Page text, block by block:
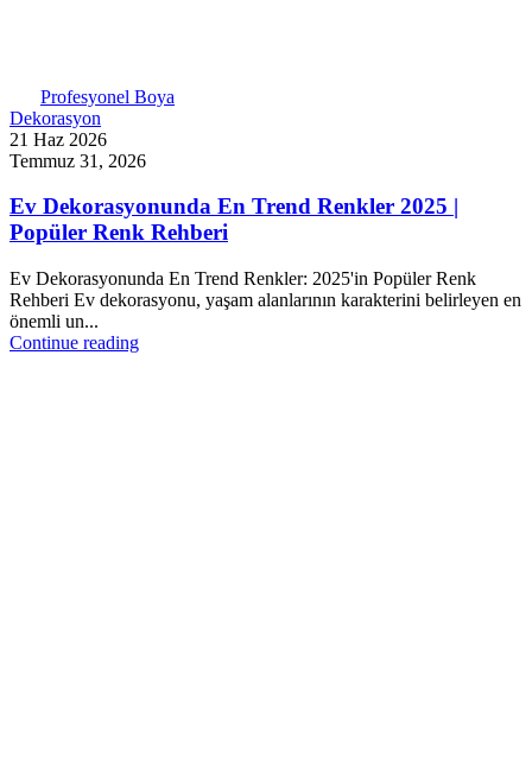
Profesyonel Boya
Dekorasyon
21 Haz 2026
Temmuz 31, 2026
Ev Dekorasyonunda En Trend Renkler 2025 |
Popüler Renk Rehberi
Ev Dekorasyonunda En Trend Renkler: 2025'in Popüler Renk
Rehberi Ev dekorasyonu, yaşam alanlarının karakterini belirleyen en
önemli un...
Continue reading